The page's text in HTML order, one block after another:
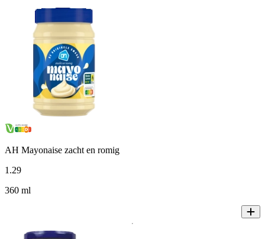
AH Mayonaise zacht en romig
1 .29
360 ml